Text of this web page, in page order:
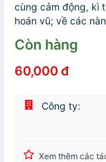
cùng cảm động, kì
hoán vũ; về các
Còn hàng
60,000 đ
Công ty:
Xem thêm các